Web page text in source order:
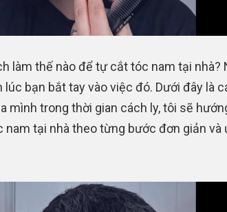
làm thế nào để tự cắt tóc nam tại nhà?
lúc bạn bắt tay vào việc đó. Dưới đây là
mình trong thời gian cách ly, tôi sẽ
nam tại nhà theo từng bước đơn giản và